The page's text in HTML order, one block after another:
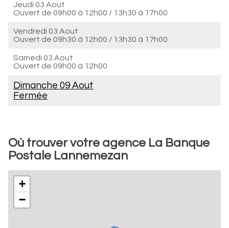
Jeudi 03 Aout
Ouvert de 09h00 à 12h00 / 13h30 à 17h00
Vendredi 03 Aout
Ouvert de 09h30 à 12h00 / 13h30 à 17h00
Samedi 03 Aout
Ouvert de 09h00 à 12h00
Dimanche 09 Aout
Fermée
Où trouver votre agence La Banque
Postale Lannemezan
+
−